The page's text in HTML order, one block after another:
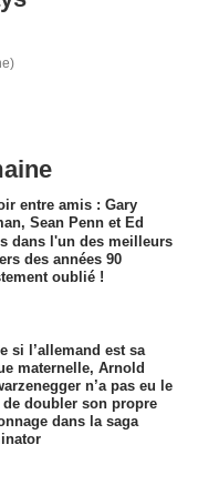
entre amis : Gary
Sean Penn et Ed
dans l'un des meilleurs
des années 90
oublié !
si l’allemand est sa
maternelle, Arnold
n’a pas eu le
doubler son propre
dans la saga